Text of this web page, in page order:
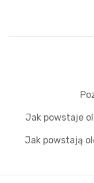
Jak powstaje
Jak powstają